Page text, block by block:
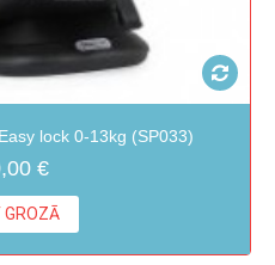
lock 0-13kg (SP033)
€
GROZĀ